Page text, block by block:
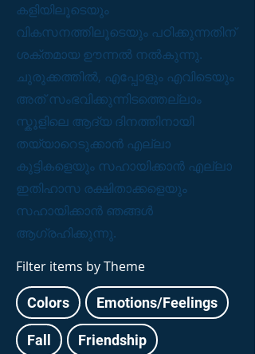
കളിയിലൂടെയും
വികസനത്തിലൂടെയും പഠിക്കുന്നതിന്
ശക്തമായ ഊന്നൽ നൽകുന്നു.
ചുരുക്കത്തിൽ, എപ്പോളും എവിടെയും
അത് സംഭവിക്കുന്നിടത്തെല്ലാം
സ്കൂളിലെ ആദ്യ ദിനത്തിനായി
തയ്യാറെടുക്കാൻ എല്ലാ
കുട്ടികളെയും സഹായിക്കാൻ എല്ലാ
ഇതിഹാസ രക്ഷിതാക്കളെയും
സഹായിക്കാൻ ഞങ്ങൾ
ആഗ്രഹിക്കുന്നു.
Filter items by Theme
Colors Emotions/Feelings
Fall Friendship